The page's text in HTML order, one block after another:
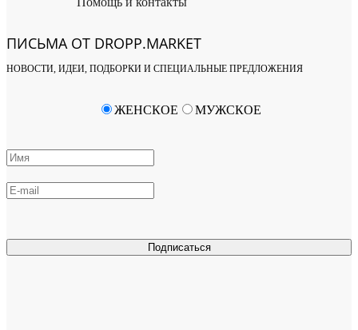
ПИСЬМА ОТ DROPP.MARKET
НОВОСТИ, ИДЕИ, ПОДБОРКИ И СПЕЦИАЛЬНЫЕ ПРЕДЛОЖЕНИЯ
Подписаться
ЖЕНСКОЕ МУЖСКОЕ